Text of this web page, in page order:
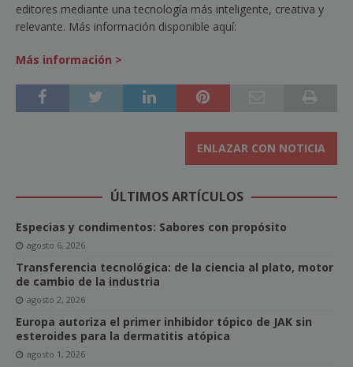
editores mediante una tecnología más inteligente, creativa y
relevante. Más información disponible aquí:
Más información >
ENLAZAR CON NOTICIA
ÚLTIMOS ARTÍCULOS
Especias y condimentos: Sabores con propósito
agosto 6, 2026
Transferencia tecnológica: de la ciencia al plato, motor
de cambio de la industria
agosto 2, 2026
Europa autoriza el primer inhibidor tópico de JAK sin
esteroides para la dermatitis atópica
agosto 1, 2026